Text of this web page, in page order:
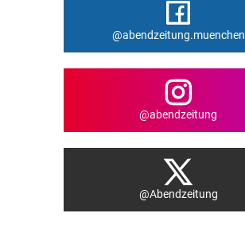
@abendzeitung.muenchen
@abendzeitung
@Abendzeitung